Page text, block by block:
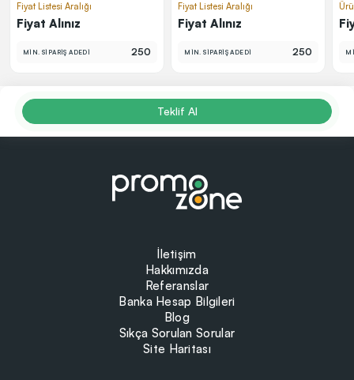
Fiyat Listesi Aralığı
Fiyat Alınız
MİN. SİPARİŞ ADEDİ 250
Fiyat Listesi Aralığı
Fiyat Alınız
MİN. SİPARİŞ ADEDİ 250
Teklif Al
İletişim
Hakkımızda
Referanslar
Banka Hesap Bilgileri
Blog
Sıkça Sorulan Sorular
Site Haritası